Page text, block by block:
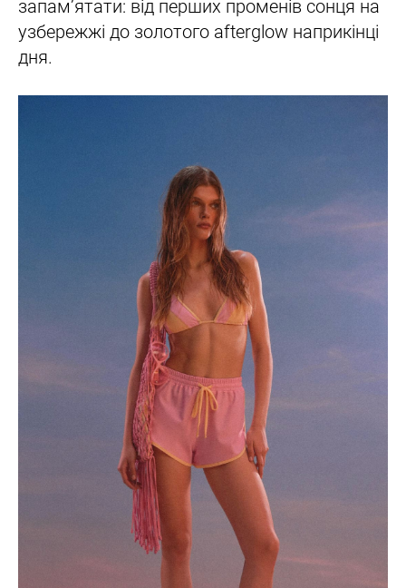
запам’ятати: від перших променів сонця на
узбережжі до золотого afterglow наприкінці
дня.